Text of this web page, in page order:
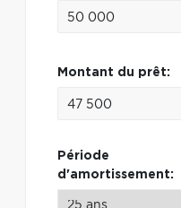
Montant du prêt:
Période
d'amortissement: